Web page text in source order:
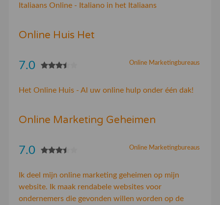
Italiaans Online - Italiano in het Italiaans
Online Huis Het
Online Marketingbureaus
7.0
Het Online Huis - Al uw online hulp onder één dak!
Online Marketing Geheimen
Online Marketingbureaus
7.0
Ik deel mijn online marketing geheimen op mijn
website. Ik maak rendabele websites voor
ondernemers die gevonden willen worden op de